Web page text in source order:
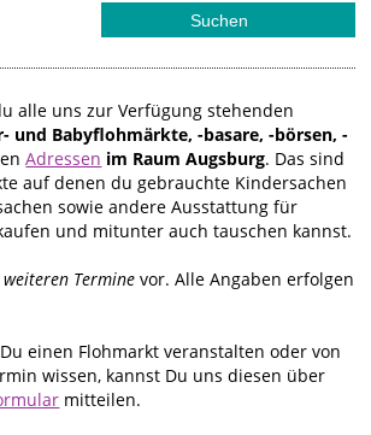
alle uns zur Verfügung stehenden
und Babyflohmärkte, -basare, -börsen, -
Adressen im Raum Augsburg. Das sind
auf denen du gebrauchte Kindersachen
sowie andere Ausstattung für
und mitunter auch tauschen kannst.
weiteren Termine vor. Alle Angaben erfolgen
einen Flohmarkt veranstalten oder von
wissen, kannst Du uns diesen über
mitteilen.